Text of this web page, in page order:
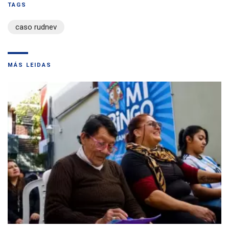
TAGS
caso rudnev
MÁS LEIDAS